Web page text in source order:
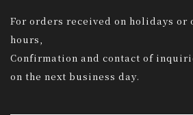
For orders received on holidays
hours,
Confirmation and contact of
on the next business day.